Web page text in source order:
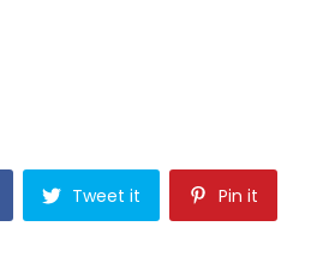
Tweet it Pin it